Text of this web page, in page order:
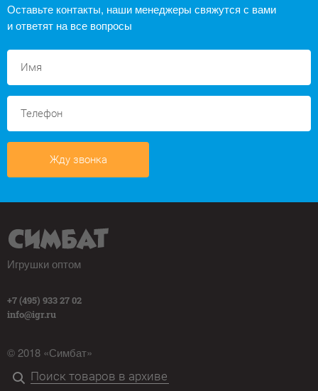
Оставьте контакты, наши менеджеры свяжутся с вами
и ответят на все вопросы
Жду звонка
Игрушки оптом
+7 (495) 933 27 02
info@igr.ru
© 2018 «Симбат»